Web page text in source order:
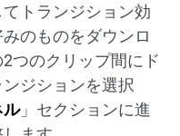
トランジション効
のものをダウンロ
つのクリップ間にド
ジションを選択
ル」セクションに進